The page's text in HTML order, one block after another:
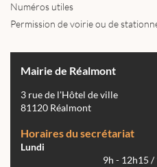
Numéros utiles
Permission de voirie ou de
Mairie de Réalmont
3 rue de l'Hôtel de ville
81120 Réalmont
Horaires du secrétariat
Lundi
9h - 12h15 /